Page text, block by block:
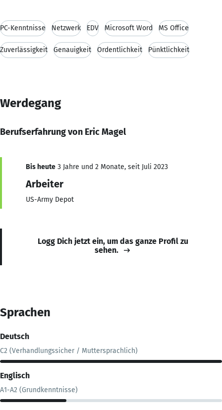
PC-Kenntnisse Netzwerk EDV Microsoft Word MS Office
Zuverlässigkeit Genauigkeit Ordentlichkeit Pünktlichkeit
Werdegang
Berufserfahrung von Eric Magel
Bis heute 3 Jahre und 2 Monate, seit Juli 2023
Arbeiter
US-Army Depot
Logg Dich jetzt ein, um das ganze Profil zu
sehen.
Sprachen
Deutsch
C2 (Verhandlungssicher / Muttersprachlich)
Englisch
A1-A2 (Grundkenntnisse)